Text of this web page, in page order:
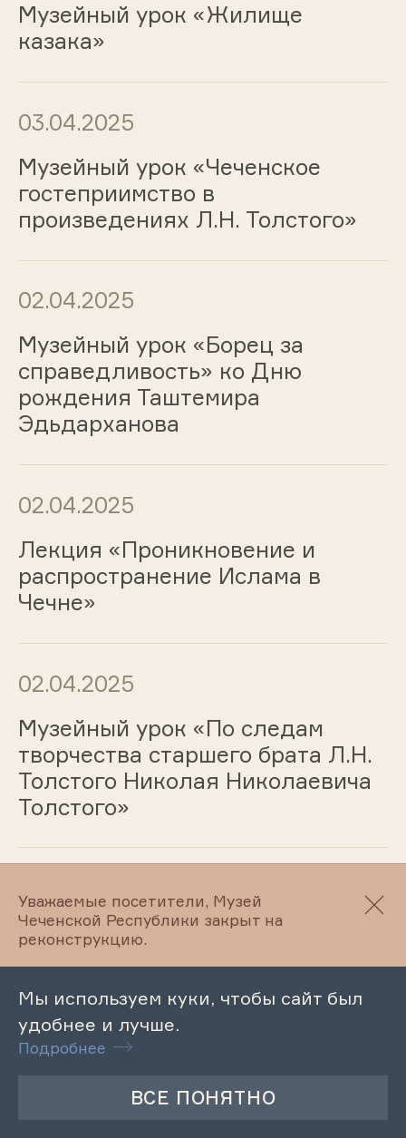
Музейный урок «Жилище
казака»
03.04.2025
Музейный урок «Чеченское
гостеприимство в
произведениях Л.Н. Толстого»
02.04.2025
Музейный урок «Борец за
справедливость» ко Дню
рождения Таштемира
Эдьдарханова
02.04.2025
Лекция «Проникновение и
распространение Ислама в
Чечне»
02.04.2025
Музейный урок «По следам
творчества старшего брата Л.Н.
Толстого Николая Николаевича
Толстого»
Мероприятие «История одного
Царской России»
Лекция «Археологические
Уважаемые посетители, Музей
Чеченской Республики закрыт на
реконструкцию.
Мы используем куки, чтобы сайт был
удобнее и лучше.
Подробнее